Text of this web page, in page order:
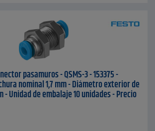
pasamuros - QSMS-3 - 153375 -
nominal 1,7 mm - Diámetro exterior de
- Unidad de embalaje 10 unidades - Precio